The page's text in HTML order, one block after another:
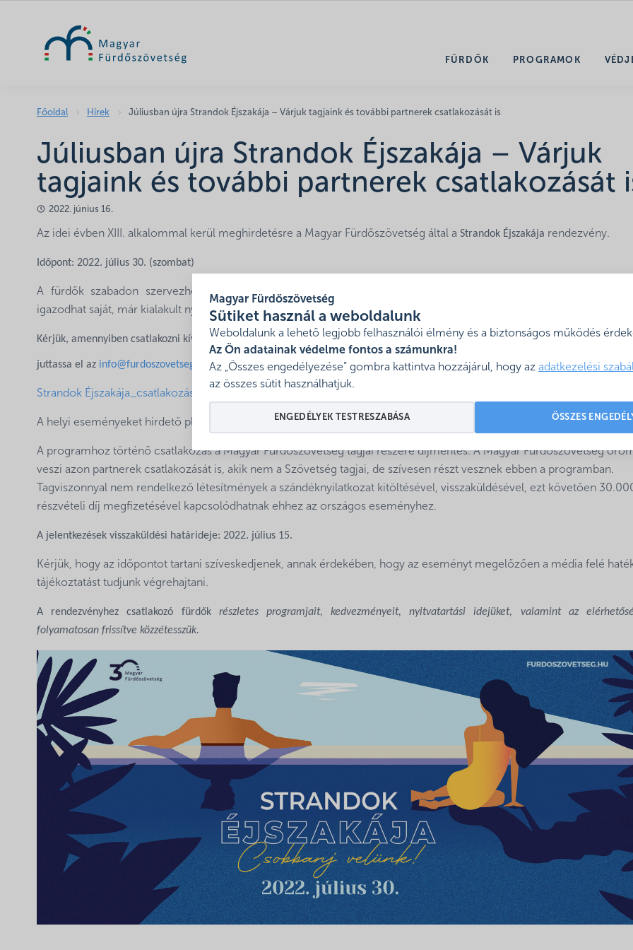
Magyar Fürdőszövetség
Sütiket használ a weboldalunk
Weboldalunk a lehető legjobb felhasználói élmény és a biztonságos működés
Az Ön adatainak védelme fontos a számunkra!
Az „Összes engedélyezése” gombra kattintva hozzájárul, hogy az adatkezelési
az összes sütit használhatjuk.
ÖSSZES
ENGEDÉLYEK TESTRESZABÁSA
FÜRDŐK PROGRAMOK
Főoldal Hírek Júliusban újra Strandok Éjszakája – Várjuk tagjaink és további partnerek csatlakozását is
Júliusban újra Strandok Éjszakája – Várjuk
tagjaink és további partnerek csatlakozását
2022. június 16.
Az idei évben XIII. alkalommal kerül meghirdetésre a Magyar Fürdőszövetség által a Strandok Éjszakája rendezvény.
Időpont: 2022. július 30. (szombat)
A fürdők szabadon szervezhetnek helyi programokat és biztosíthatnak a vendégeknek kedvezményt. Minden
igazodhat saját, már kialakult nyitvatartási rendjéhez.
Kérjük, amennyiben csatlakozni kíván a Strandok Éjszakájaprogramhoz, töltse ki az alábbi linkről elérhető szándéknyilatkozatot és
juttassa el az info@furdoszovetseg.hu e-mail címre.
Strandok Éjszakája_csatlakozási szándéknyilatkozat_2022
A helyi eseményeket hirdető plakát kreatívját a beérkezett regisztrációt követően megküldjük a csatlakozó fürdő
A programhoz történő csatlakozás a Magyar Fürdőszövetség tagjai részére díjmentes. A Magyar Fürdőszövetség
veszi azon partnerek csatlakozását is, akik nem a Szövetség tagjai, de szívesen részt vesznek ebben a programban.
Tagviszonnyal nem rendelkező létesítmények a szándéknyilatkozat kitöltésével, visszaküldésével, ezt követően
részvételi díj megfizetésével kapcsolódhatnak ehhez az országos eseményhez.
A jelentkezések visszaküldési határideje: 2022. július 15.
Kérjük, hogy az időpontot tartani szíveskedjenek, annak érdekében, hogy az eseményt megelőzően a média felé
tájékoztatást tudjunk végrehajtani.
A rendezvényhez csatlakozó fürdőkrészletes programjait, kedvezményeit, nyitvatartási idejüket, valamint az
folyamatosan frissítve közzétesszük.